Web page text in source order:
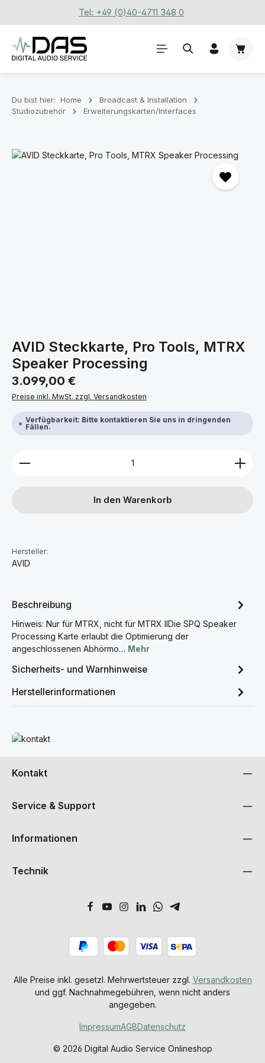
Zum Hauptinhalt springenTel: +49 (0)40-4711 348 0
Du bist hier: Home
Broadcast & Installation
Studiozubehör
Erweiterungskarten/Interfaces
Bildergalerie überspringen
AVID Steckkarte, Pro Tools, MTRX
Speaker Processing
Regulärer Preis:
3.099,00 €
Preise inkl. MwSt. zzgl. Versandkosten
Verfügbarkeit: Bitte kontaktieren Sie uns in dringenden
Fällen.
Produkt Anzahl: Gib den gewünschten Wert ein
In den Warenkorb
Hersteller:
AVID
Beschreibung
Hinweis: Nur für MTRX, nicht für MTRX IIDie SPQ Speaker
Processing Karte erlaubt die Optimierung der
angeschlossenen Abhörmo… Mehr
Sicherheits- und Warnhinweise
Herstellerinformationen
Mehr erfahren
Kontakt
Service & Support
Informationen
Technik
Alle Preise inkl. gesetzl. Mehrwertsteuer zzgl. Versandkosten
und ggf. Nachnahmegebühren, wenn nicht anders
angegeben.
© 2026 Digital Audio Service Onlineshop
ImpressumAGBDatenschutz